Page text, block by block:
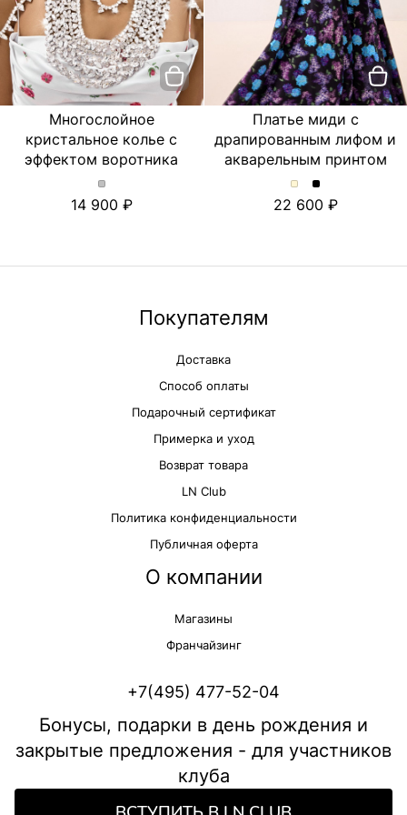
Многослойное
кристальное колье с
эффектом воротника
Многослойное
кристальное
Серебряный
14 900
Платье миди с
драпированным лифом и
акварельным принтом
Платье
миди
Платье
миди
22 600
Покупателям
Доставка
Способ оплаты
Подарочный сертификат
Примерка и уход
Возврат товара
LN Club
Политика конфиденциальности
Публичная оферта
О компании
Магазины
Франчайзинг
+7(495) 477-52-04
Бонусы, подарки в день рождения и
закрытые предложения - для участников
клуба